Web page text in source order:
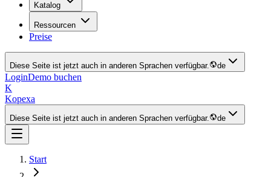
Katalog
Ressourcen
Preise
Diese Seite ist jetzt auch in anderen Sprachen verfügbar. de
LoginDemo buchen
K
Kopexa
Diese Seite ist jetzt auch in anderen Sprachen verfügbar. de
Start